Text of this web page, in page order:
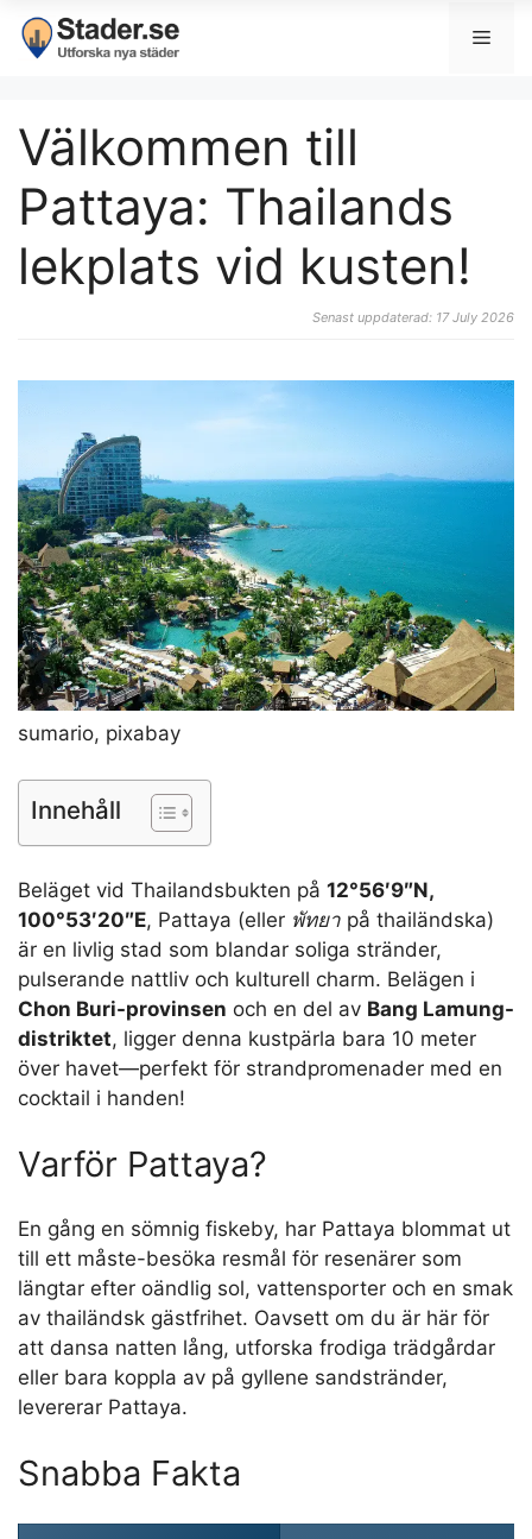
Välkommen till
Pattaya: Thailands
lekplats vid kusten!
Senast uppdaterad: 17 July 2026
sumario, pixabay
Innehåll
Beläget vid Thailandsbukten på 12°56′9″N,
100°53′20″E, Pattaya (eller พัทยา på thailändska)
är en livlig stad som blandar soliga stränder,
pulserande nattliv och kulturell charm. Belägen i
Chon Buri-provinsen och en del av Bang Lamung-
distriktet, ligger denna kustpärla bara 10 meter
över havet—perfekt för strandpromenader med en
cocktail i handen!
Varför Pattaya?
En gång en sömnig fiskeby, har Pattaya blommat ut
till ett måste-besöka resmål för resenärer som
längtar efter oändlig sol, vattensporter och en smak
av thailändsk gästfrihet. Oavsett om du är här för
att dansa natten lång, utforska frodiga trädgårdar
eller bara koppla av på gyllene sandstränder,
levererar Pattaya.
Snabba Fakta